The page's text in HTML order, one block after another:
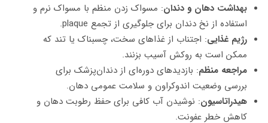
بهداشت دهان و دندان: مسواک زدن منظم با مسواک نرم و
استفاده از نخ دندان برای جلوگیری از تجمع plaque.
رژیم غذایی: اجتناب از غذاهای سخت، چسبناک یا تند که
ممکن است به روکش آسیب بزنند.
مراجعه منظم: بازدیدهای دوره‌ای از دندان‌پزشک برای
بررسی وضعیت اندوکراون و سلامت عمومی دهان.
هیدراتاسیون: نوشیدن آب کافی برای حفظ رطوبت دهان و
کاهش خطر عفونت.